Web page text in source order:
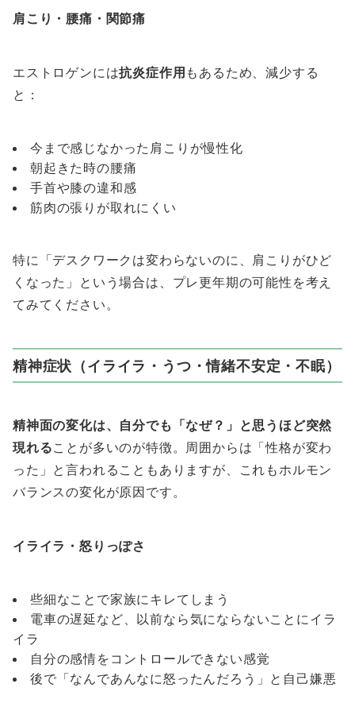
肩こり・腰痛・関節痛
エストロゲンには抗炎症作用 もあるため、減少する
と：
今まで感じなかった肩こりが慢性化
朝起きた時の腰痛
手首や膝の違和感
筋肉の張りが取れにくい
特に「デスクワークは変わらないのに、肩こりがひど
くなった」という場合は、プレ更年期の可能性を考え
てみてください。
精神症状（イライラ・うつ・情緒不安定・不眠）
精神面の変化は、自分でも「なぜ？」と思うほど突然
現れることが多いのが特徴。周囲からは「性格が変わ
った」と言われることもありますが、これもホルモン
バランスの変化が原因です。
イライラ・怒りっぽさ
些細なことで家族にキレてしまう
電車の遅延など、以前なら気にならないことにイラ
イラ
自分の感情をコントロールできない感覚
後で「なんであんなに怒ったんだろう」と自己嫌悪